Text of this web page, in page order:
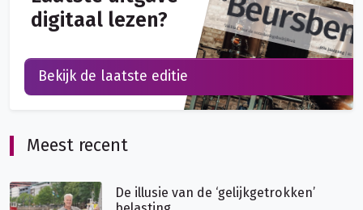
Meest recent
De illusie van de ‘gelijkgetrokken’
digitaal lezen?
Bekijk de laatste editie